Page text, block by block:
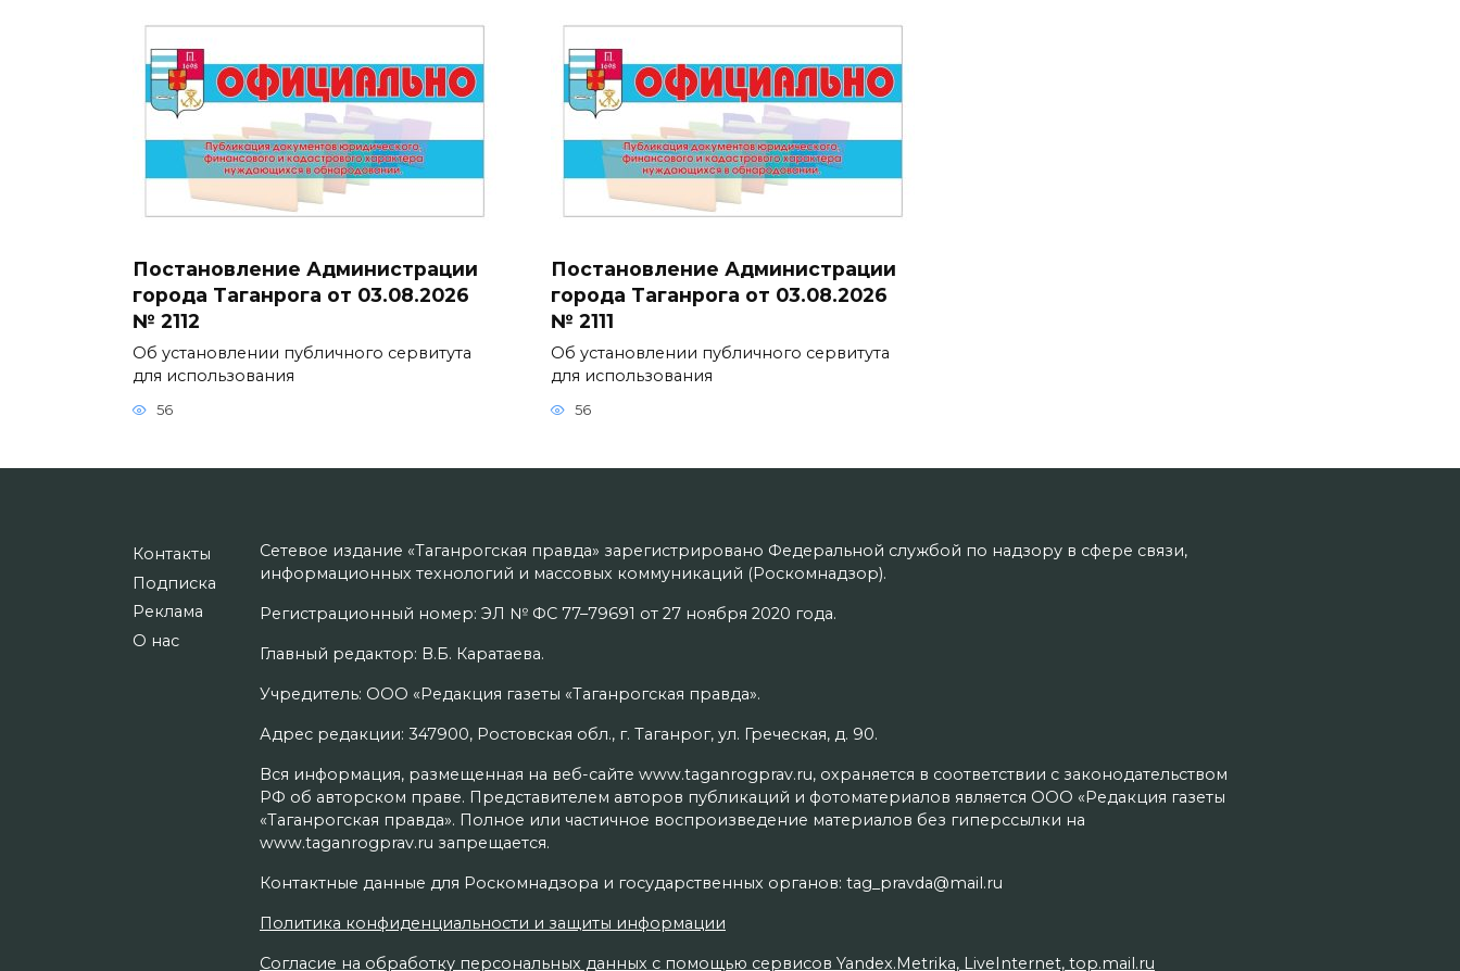
Постановление Администрации
города Таганрога от 03.08.2026
№ 2112
Об установлении публичного сервитута
для использования
56
Постановление Администрации
города Таганрога от 03.08.2026
№ 2111
Об установлении публичного сервитута
для использования
56
Контакты
Подписка
Реклама
О нас
Сетевое издание «Таганрогская правда» зарегистрировано Федеральной службой по надзору в сфере связи,
информационных технологий и массовых коммуникаций (Роскомнадзор).
Регистрационный номер: ЭЛ № ФС 77–79691 от 27 ноября 2020 года.
Главный редактор: В.Б. Каратаева.
Учредитель: ООО «Редакция газеты «Таганрогская правда».
Адрес редакции: 347900, Ростовская обл., г. Таганрог, ул. Греческая, д. 90.
Вся информация, размещенная на веб-сайте www.taganrogprav.ru, охраняется в соответствии с законодательством
РФ об авторском праве. Представителем авторов публикаций и фотоматериалов является ООО «Редакция газеты
«Таганрогская правда». Полное или частичное воспроизведение материалов без гиперссылки на
www.taganrogprav.ru запрещается.
Контактные данные для Роскомнадзора и государственных органов: tag_pravda@mail.ru
Политика конфиденциальности и защиты информации
Согласие на обработку персональных данных с помощью сервисов Yandex.Metrika, LiveInternet, top.mail.ru